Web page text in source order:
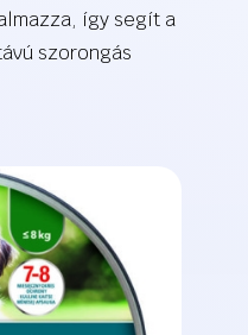
így segít a
szorongás